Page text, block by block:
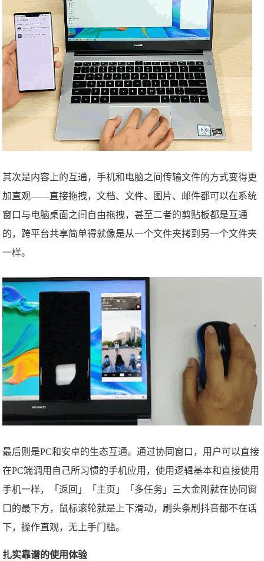
其次是内容上的互通，手机和电脑之间传输文件的方式变得更
加直观——直接拖拽，文档、文件、图片、邮件都可以在系统
窗口与电脑桌面之间自由拖拽，甚至二者的剪贴板都是互通
的，跨平台共享简单得就像是从一个文件夹拷到另一个文件夹
一样。
最后则是PC和安卓的生态互通。通过协同窗口，用户可以直接
在PC端调用自己所习惯的手机应用，使用逻辑基本和直接使用
手机一样，「返回」「主页」「多任务」三大金刚就在协同窗
口的最下方，鼠标滚轮就是上下滑动，刷头条刷抖音都不在话
下，操作直观，无上手门槛。
扎实靠谱的使用体验